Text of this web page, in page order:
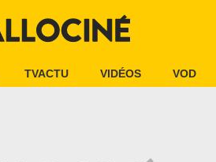
TVACTU VIDÉOS VOD